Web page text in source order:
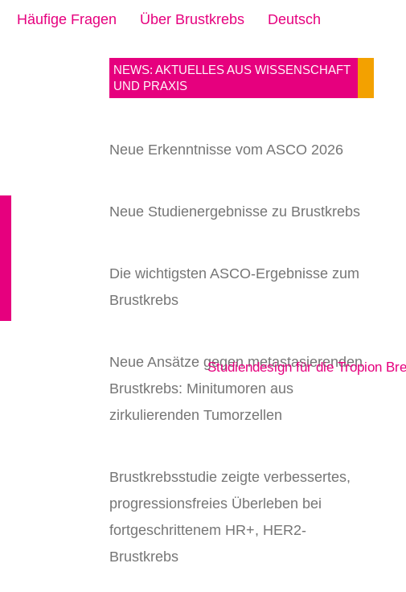
Häufige Fragen Über Brustkrebs Deutsch
NEWS: AKTUELLES AUS WISSENSCHAFT
UND PRAXIS
Neue Erkenntnisse vom ASCO 2026
Neue Studienergebnisse zu Brustkrebs
Die wichtigsten ASCO-Ergebnisse zum
Brustkrebs
Neue Ansätze gegen metastasierenden
Brustkrebs: Minitumoren aus
zirkulierenden Tumorzellen
Brustkrebsstudie zeigte verbessertes,
progressionsfreies Überleben bei
fortgeschrittenem HR+, HER2-
Brustkrebs